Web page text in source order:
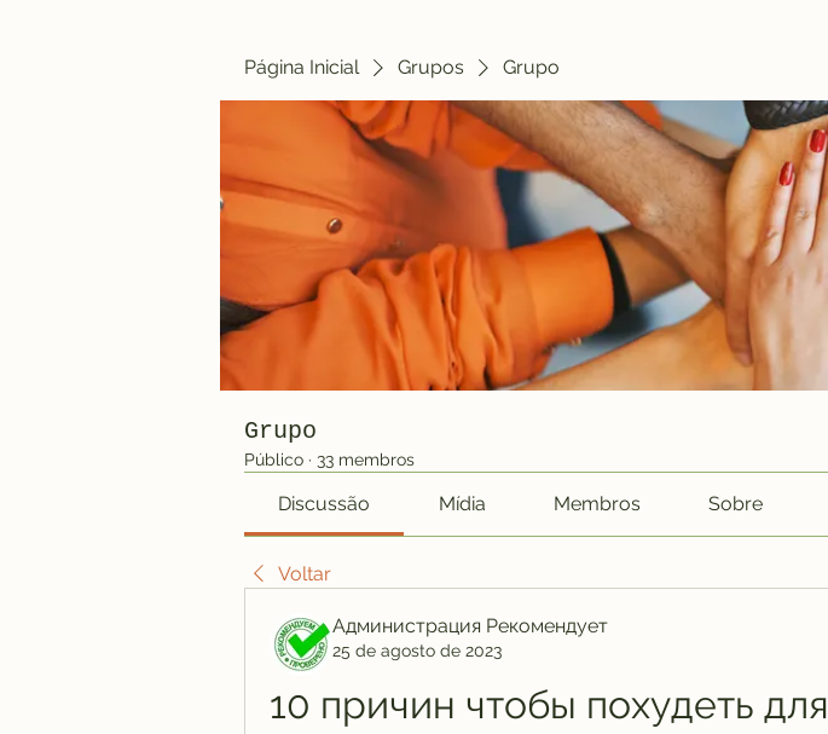
Página Inicial Grupos Grupo
Grupo
Público · 33 membros
Discussão Mídia Membros Sobre
Voltar
Администрация Рекомендует
25 de agosto de 2023
10 причин чтобы похудеть для